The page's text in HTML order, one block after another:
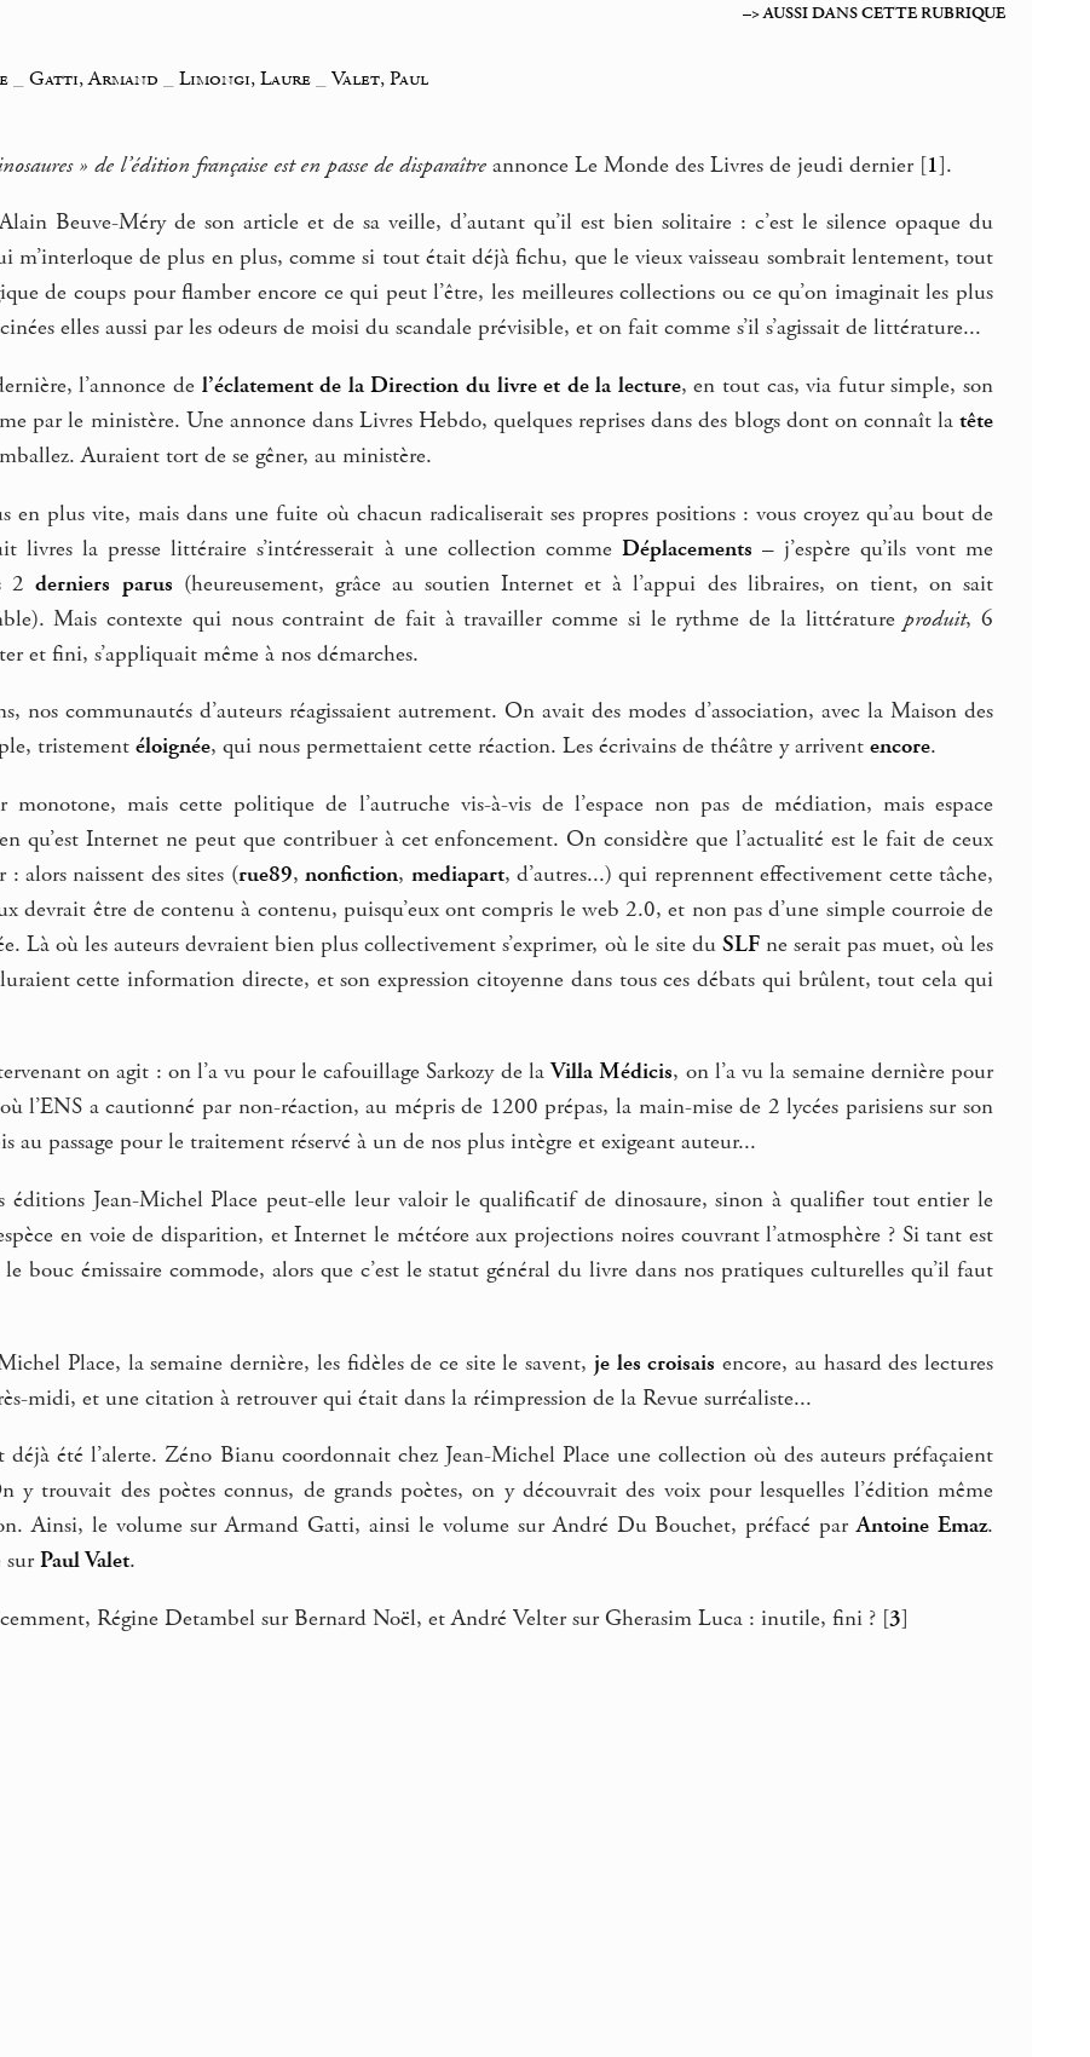
–> AUSSI DANS CETTE RUBRIQUE
_Gatti, Armand _Limongi, Laure _Valet, Paul
» de l’édition française est en passe de disparaître annonce Le Monde des Livres de jeudi dernier[1].
Beuve-Méry de son article et de sa veille, d’autant qu’il est bien solitaire : c’est le silence opaque du
m’interloque de plus en plus, comme si tout était déjà fichu, que le vieux vaisseau sombrait lentement, tout
de coups pour flamber encore ce qui peut l’être, les meilleures collections ou ce qu’on imaginait les plus
elles aussi par les odeurs de moisi du scandale prévisible, et on fait comme s’il s’agissait de littérature...
l’annonce de l’éclatement de la Direction du livre et de la lecture, en tout cas, via futur simple, son
par le ministère. Une annonce dans Livres Hebdo, quelques reprises dans des blogs dont on connaît latête
Auraient tort de se gêner, au ministère.
en plus vite, mais dans une fuite où chacun radicaliserait ses propres positions : vous croyez qu’au bout de
livres la presse littéraire s’intéresserait à une collection comme Déplacements – j’espère qu’ils vont me
2derniers parus (heureusement, grâce au soutien Internet et à l’appui des libraires, on tient, on sait
Mais contexte qui nous contraint de fait à travailler comme si le rythme de la littératureproduit, 6
et fini, s’appliquait même à nos démarches.
nos communautés d’auteurs réagissaient autrement. On avait des modes d’association, avec la Maison des
tristement éloignée, qui nous permettaient cette réaction. Les écrivains de théâtre y arrivent encore.
mais cette politique de l’autruche vis-à-vis de l’espace non pas de médiation, mais espace
qu’est Internet ne peut que contribuer à cet enfoncement. On considère que l’actualité est le fait de ceux
: alors naissent des sites (rue89,nonfiction, mediapart, d’autres...) qui reprennent effectivement cette tâche,
devrait être de contenu à contenu, puisqu’eux ont compris le web 2.0, et non pas d’une simple courroie de
Là où les auteurs devraient bien plus collectivement s’exprimer, où le site du SLFne serait pas muet, où les
cette information directe, et son expression citoyenne dans tous ces débats qui brûlent, tout cela qui
on agit : on l’a vu pour le cafouillage Sarkozy de laVilla Médicis, on l’a vu la semaine dernière pour
où l’ENS a cautionné par non-réaction, au mépris de 1200 prépas, la main-mise de 2 lycées parisiens sur son
au passage pour le traitement réservé à un de nos plus intègre et exigeant auteur...
Jean-Michel Place peut-elle leur valoir le qualificatif de dinosaure, sinon à qualifier tout entier le
en voie de disparition, et Internet le météore aux projections noires couvrant l’atmosphère ? Si tant est
bouc émissaire commode, alors que c’est le statut général du livre dans nos pratiques culturelles qu’il faut
Place, la semaine dernière, les fidèles de ce site le savent, je les croisais encore, au hasard des lectures
midi, et une citation à retrouver qui était dans la réimpression de la Revue surréaliste...
déjà été l’alerte. Zéno Bianu coordonnait chez Jean-Michel Place une collection où des auteurs préfaçaient
y trouvait des poètes connus, de grands poètes, on y découvrait des voix pour lesquelles l’édition même
Ainsi, le volume sur Armand Gatti, ainsi le volume sur André Du Bouchet, préfacé parAntoine Emaz.
surPaul Valet.
Régine Detambel sur Bernard Noël, et André Velter sur Gherasim Luca : inutile, fini ? [3]